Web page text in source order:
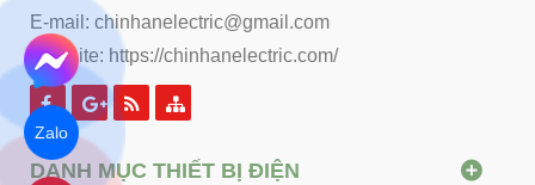
E-mail: chinhanelectric@gmail.com
Website: https://chinhanelectric.com/
DANH MỤC THIẾT BỊ ĐIỆN
Zalo